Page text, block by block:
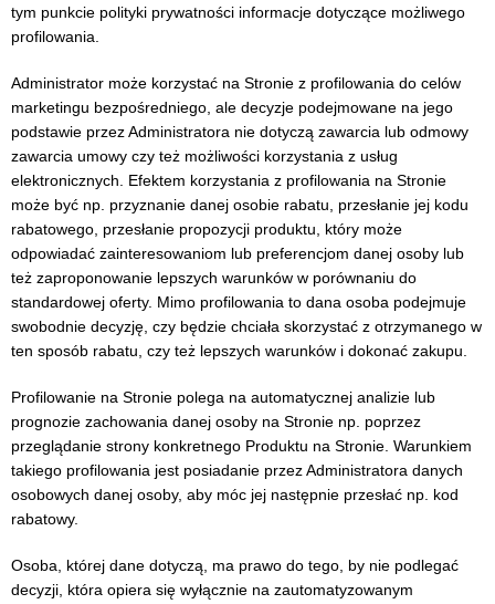
tym punkcie polityki prywatności informacje dotyczące możliwego
profilowania.
Administrator może korzystać na Stronie z profilowania do celów
marketingu bezpośredniego, ale decyzje podejmowane na jego
podstawie przez Administratora nie dotyczą zawarcia lub odmowy
zawarcia umowy czy też możliwości korzystania z usług
elektronicznych. Efektem korzystania z profilowania na Stronie
może być np. przyznanie danej osobie rabatu, przesłanie jej kodu
rabatowego, przesłanie propozycji produktu, który może
odpowiadać zainteresowaniom lub preferencjom danej osoby lub
też zaproponowanie lepszych warunków w porównaniu do
standardowej oferty. Mimo profilowania to dana osoba podejmuje
swobodnie decyzję, czy będzie chciała skorzystać z otrzymanego w
ten sposób rabatu, czy też lepszych warunków i dokonać zakupu.
Profilowanie na Stronie polega na automatycznej analizie lub
prognozie zachowania danej osoby na Stronie np. poprzez
przeglądanie strony konkretnego Produktu na Stronie. Warunkiem
takiego profilowania jest posiadanie przez Administratora danych
osobowych danej osoby, aby móc jej następnie przesłać np. kod
rabatowy.
Osoba, której dane dotyczą, ma prawo do tego, by nie podlegać
decyzji, która opiera się wyłącznie na zautomatyzowanym